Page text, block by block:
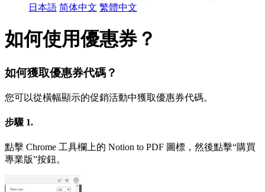
日本語 简体中文 繁體中文
如何使用優惠券？
如何獲取優惠券代碼？
您可以從橫幅顯示的促銷活動中獲取優惠券代碼。
步驟 1.
點擊 Chrome 工具欄上的 Notion to PDF 圖標，然後點擊“購買
專業版”按鈕。